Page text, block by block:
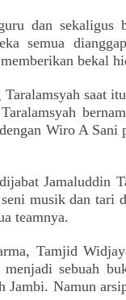
dan sekaligus
semua
bekal
saat
Wiro A Sani
Jamaluddin
musik dan tari
teamnya.
Tamjid
sebuah
Jambi. Namun